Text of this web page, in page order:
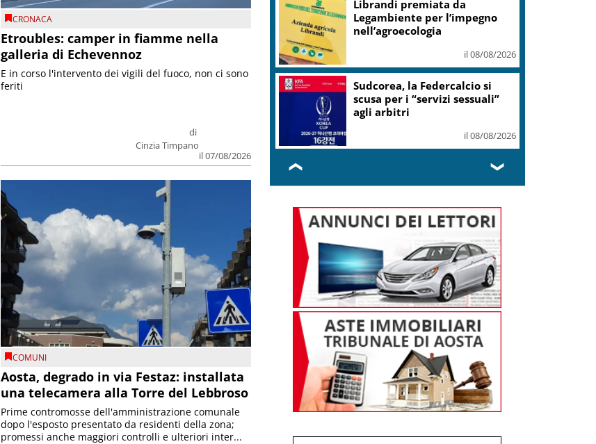
CRONACA
Etroubles: camper in fiamme nella
galleria di Echevennoz
di
Cinzia Timpano
il 07/08/2026
E in corso l'intervento dei vigili del fuoco, non ci sono
feriti
COMUNI
Aosta, degrado in via Festaz: installata
una telecamera alla Torre del Lebbroso
Prime contromosse dell'amministrazione comunale
dopo l'esposto presentato da residenti della zona;
promessi anche maggiori controlli e ulteriori inter...
Librandi premiata da
Legambiente per l’impegno
nell’agroecologia
il 08/08/2026
Sudcorea, la Federcalcio si
scusa per i “servizi sessuali”
agli arbitri
il 08/08/2026
❮ ❯